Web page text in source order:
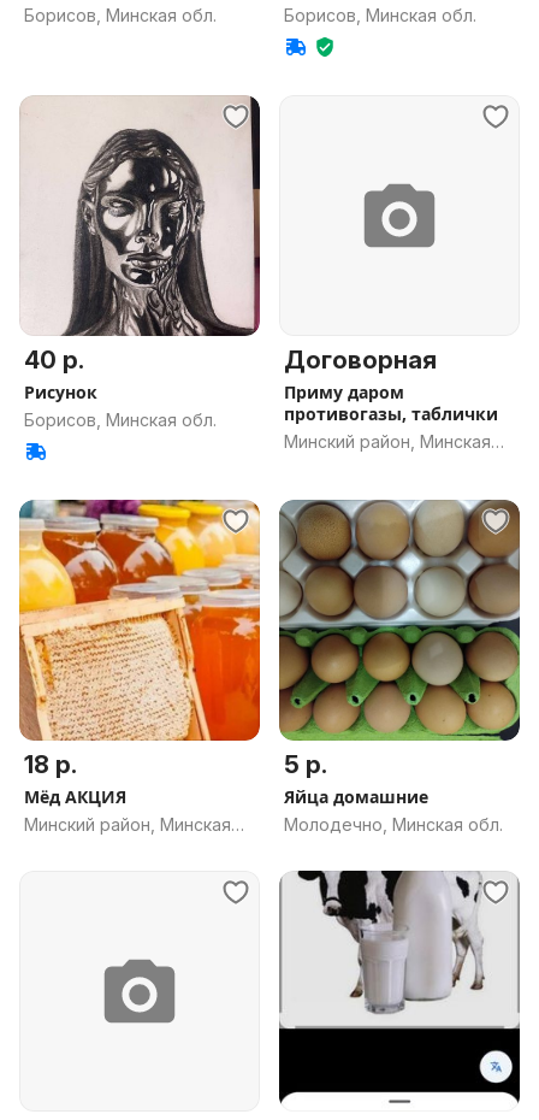
Борисов, Минская обл. Борисов, Минская обл.
40 р.
Рисунок
Борисов, Минская обл.
Договорная
Приму даром
противогазы, таблички
Минский район, Минская
18 р.
Мёд АКЦИЯ
Минский район, Минская
5 р.
Яйца домашние
Молодечно, Минская обл.